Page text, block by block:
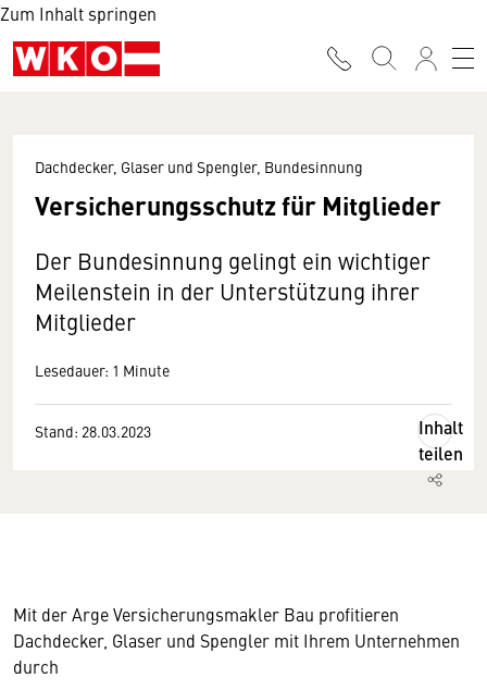
Zum Inhalt springen
Dachdecker, Glaser und Spengler, Bundesinnung
Versicherungsschutz für Mitglieder
Der Bundesinnung gelingt ein wichtiger
Meilenstein in der Unterstützung ihrer
Mitglieder
Lesedauer: 1 Minute
Stand: 28.03.2023
Inhalt
teilen
Mit der Arge Versicherungsmakler Bau profitieren
Dachdecker, Glaser und Spengler mit Ihrem Unternehmen
durch